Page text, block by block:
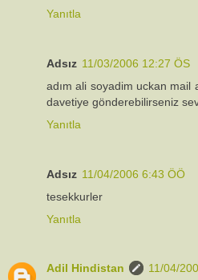
Yanıtla
Adsız 11/03/2006 12:27 ÖS
adım ali soyadim uckan mail
davetiye gönderebilirseniz
Yanıtla
Adsız 11/04/2006 6:43 ÖÖ
tesekkurler
Yanıtla
Adil Hindistan
11/04/